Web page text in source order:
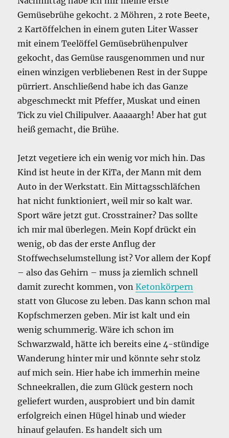
Gemüsebrühe gekocht. 2 Möhren, 2 rote Beete,
2 Kartöffelchen in einem guten Liter Wasser
mit einem Teelöffel Gemüsebrühenpulver
gekocht, das Gemüse rausgenommen und nur
einen winzigen verbliebenen Rest in der Suppe
pürriert. Anschließend habe ich das Ganze
abgeschmeckt mit Pfeffer, Muskat und einen
Tick zu viel Chilipulver. Aaaaargh! Aber hat gut
heiß gemacht, die Brühe.
Jetzt vegetiere ich ein wenig vor mich hin. Das
Kind ist heute in der KiTa, der Mann mit dem
Auto in der Werkstatt. Ein Mittagsschläfchen
hat nicht funktioniert, weil mir so kalt war.
Sport wäre jetzt gut. Crosstrainer? Das sollte
ich mir mal überlegen. Mein Kopf drückt ein
wenig, ob das der erste Anflug der
Stoffwechselumstellung ist? Vor allem der Kopf
– also das Gehirn – muss ja ziemlich schnell
damit zurecht kommen, vonKetonkörpern
statt von Glucose zu leben. Das kann schon mal
Kopfschmerzen geben. Mir ist kalt und ein
wenig schummerig. Wäre ich schon im
Schwarzwald, hätte ich bereits eine 4-stündige
Wanderung hinter mir und könnte sehr stolz
auf mich sein. Hier habe ich immerhin meine
Schneekrallen, die zum Glück gestern noch
geliefert wurden, ausprobiert und bin damit
erfolgreich einen Hügel hinab und wieder
hinauf gelaufen. Es handelt sich um